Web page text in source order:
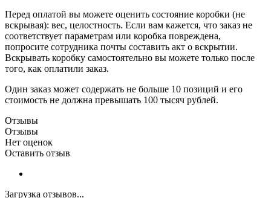
Перед оплатой вы можете оценить состояние коробки (не
вскрывая): вес, целостность. Если вам кажется, что заказ не
соответствует параметрам или коробка повреждена,
попросите сотрудника почты составить акт о вскрытии.
Вскрывать коробку самостоятельно вы можете только после
того, как оплатили заказ.
Один заказ может содержать не больше 10 позиций и его
стоимость не должна превышать 100 тысяч рублей.
Отзывы
Отзывы
Нет оценок
Оставить отзыв
Загрузка отзывов...